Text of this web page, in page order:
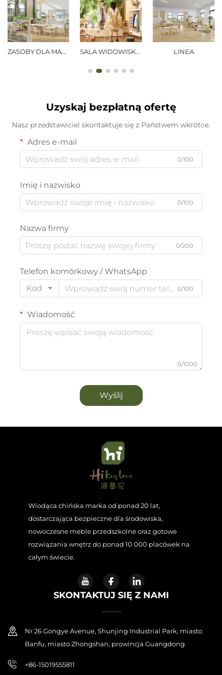
SALA WIDOWISKOWA LINEA PUBLICZNE
Uzyskaj bezpłatną ofertę
Nasz przedstawiciel skontaktuje się z Państwem wkrótce.
Adres e-mail
0/100
Imię i nazwisko
0/100
Nazwa firmy
0/200
Telefon komórkowy / WhatsApp
Kod
0/100
Wiadomość
0/1000
Wyślij
Wiodąca chińska marka od ponad 20 lat,
dostarczająca bezpieczne dla środowiska,
nowoczesne meble przedszkolne oraz gotowe
rozwiązania wnętrz do ponad 10 000 placówek na
całym świecie.
SKONTAKTUJ SIĘ Z NAMI
Nr 26 Gongye Avenue, Shunjing Industrial Park, miasto
Banfu, miasto Zhongshan, prowincja Guangdong
+86-15019555811